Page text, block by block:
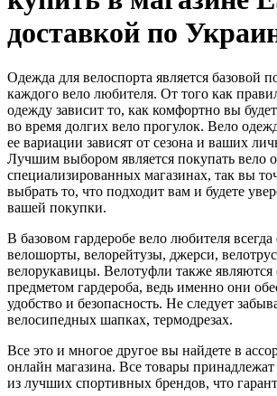
доставкой по
Одежда для велоспорта является базовой
каждого вело любителя. От того как
одежду зависит то, как комфортно вы
во время долгих вело прогулок. Вело
ее вариации зависят от сезона и ваших
Лучшим выбором является покупать вело
специализированных магазинах, так вы
выбрать то, что подходит вам и будете
вашей покупки.
В базовом гардеробе вело любителя всегда
велошорты, велорейтузы, джерси,
велорукавицы. Велотуфли также
предметом гардероба, ведь именно они
удобство и безопасность. Не следует
велосипедных шапках, термодрезах.
Все это и многое другое вы найдете в
онлайн магазина. Все товары
из лучших спортивных брендов, что